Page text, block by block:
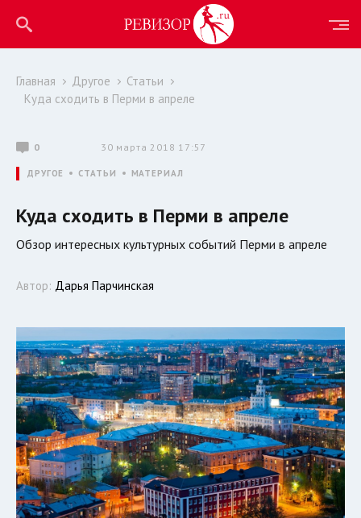
Главная Другое
Статьи
Куда сходить в Перми в апреле
0 30 марта 2018 17:57
ДРУГОЕ СТАТЬИ МАТЕРИАЛ
Куда сходить в Перми в апреле
Обзор интересных культурных событий Перми в апреле
Автор: Дарья Парчинская